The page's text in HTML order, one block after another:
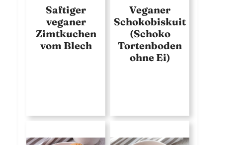
Saftiger
veganer
Zimtkuchen
vom Blech
Veganer
Schokobiskuit
(Schoko
Tortenboden
ohne Ei)